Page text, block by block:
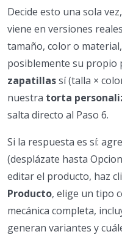
Decide esto una sola
viene en versiones
tamaño, color o
posiblemente su propio
zapatillassí (talla ×
nuestra torta
salta directo al Paso 6.
Si la respuesta es sí:
(desplázate hasta
editar el producto, haz
Producto, elige un tipo
mecánica completa,
generan variantes y